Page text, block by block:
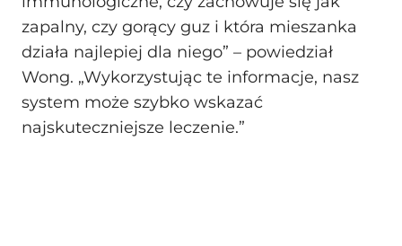
zapalny, czy gorący guz i która mieszanka
działa najlepiej dla niego” – powiedział
Wong. „Wykorzystując te informacje, nasz
system może szybko wskazać
najskuteczniejsze leczenie.”